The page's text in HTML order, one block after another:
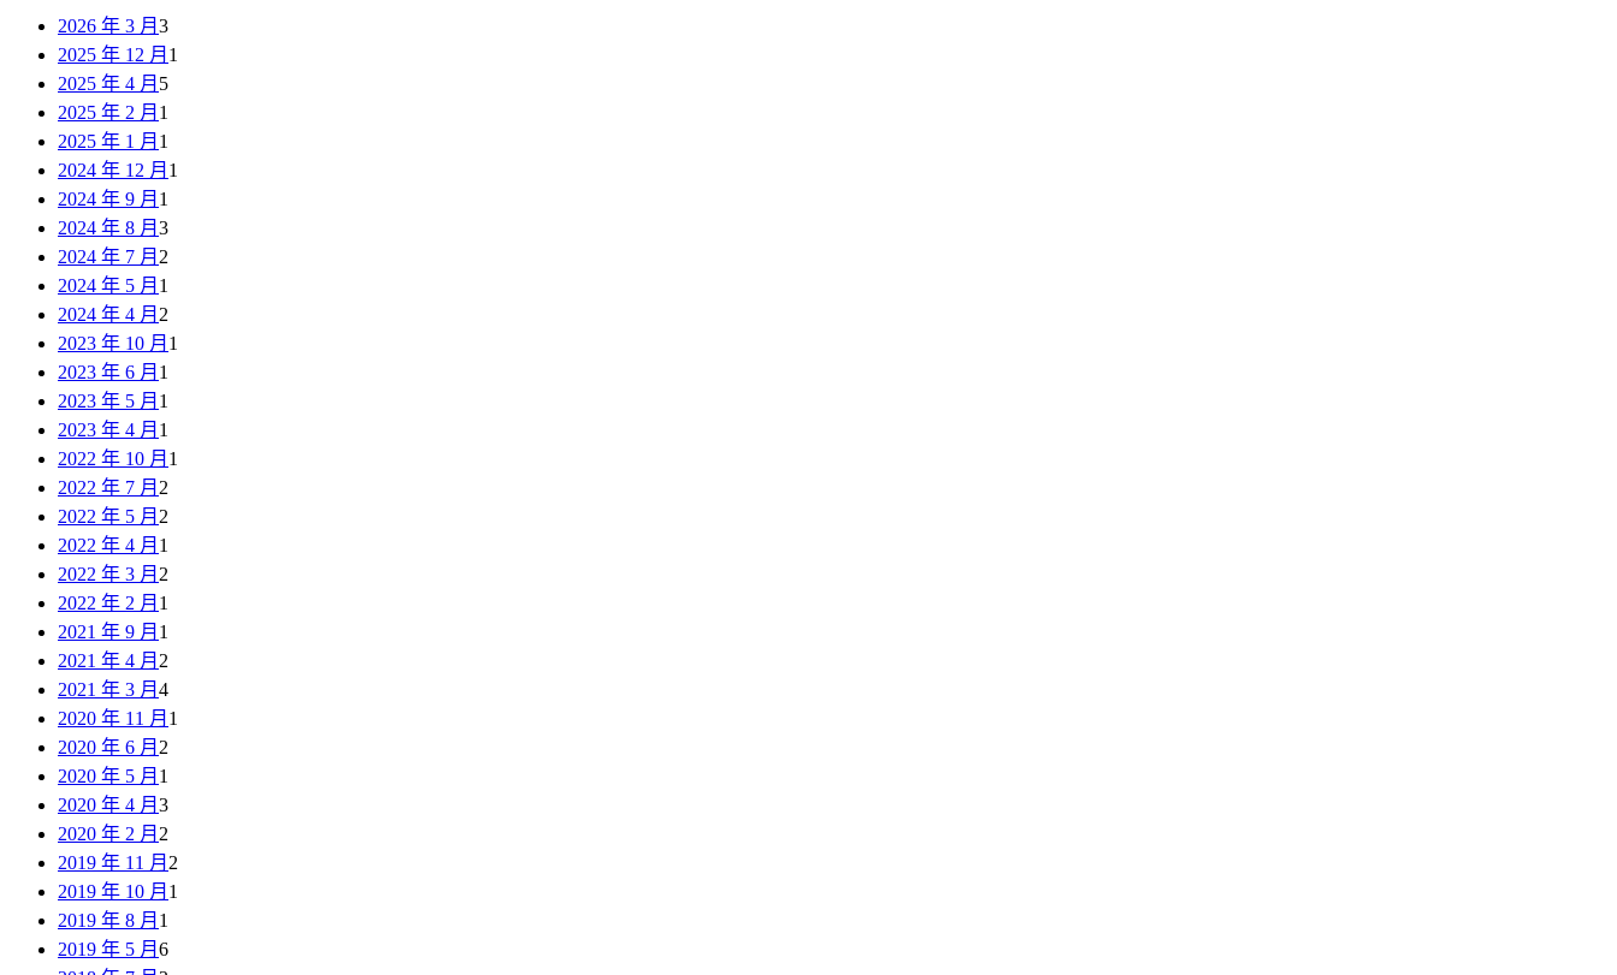
2026 年 3 月 3
2025 年 12 月 1
2025 年 4 月 5
2025 年 2 月 1
2025 年 1 月 1
2024 年 12 月 1
2024 年 9 月 1
2024 年 8 月 3
2024 年 7 月 2
2024 年 5 月 1
2024 年 4 月 2
2023 年 10 月 1
2023 年 6 月 1
2023 年 5 月 1
2023 年 4 月 1
2022 年 10 月 1
2022 年 7 月 2
2022 年 5 月 2
2022 年 4 月 1
2022 年 3 月 2
2022 年 2 月 1
2021 年 9 月 1
2021 年 4 月 2
2021 年 3 月 4
2020 年 11 月 1
2020 年 6 月 2
2020 年 5 月 1
2020 年 4 月 3
2020 年 2 月 2
2019 年 11 月 2
2019 年 10 月 1
2019 年 8 月 1
2019 年 5 月 6